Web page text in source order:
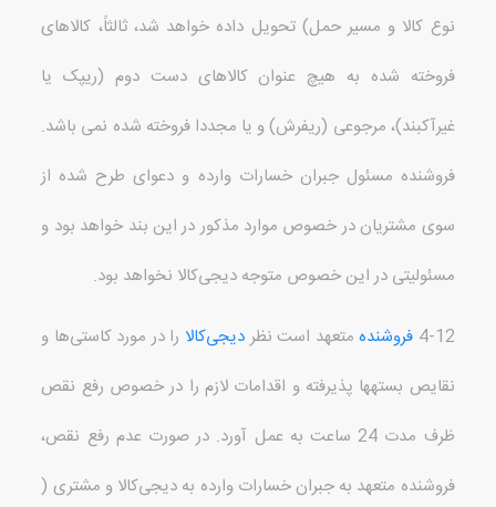
نوع کالا و مسیر حمل)تحویل داده خواهد شد، ثالثاً، کالاهای
فروخته شده به هیچ عنوان کالاهای دست دوم (ریپک یا
غیرآکبند)، مرجوعی (ریفرش) و یا مجددا فروخته شده نمی باشد.
فروشنده مسئول جبران خسارات وارده و دعوای طرح شده از
سوی مشتریان در خصوص موارد مذکور در این بند خواهد بود و
مسئولیتی در این خصوص متوجه دیجی‌کالا نخواهد بود.
4-12 فروشندهمتعهد است نظردیجی‌کالا را در مورد کاستی‌ها و
نقایص بستهها پذیرفته و اقدامات لازم را در خصوص رفع نقص
ظرف مدت 24 ساعت به عمل آورد. در صورت عدم رفع نقص،
فروشنده متعهد به جبران خسارات وارده به دیجی‌کالا و مشتری (